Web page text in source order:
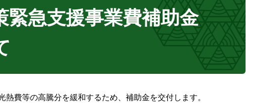
緊急支援事業費補助金
費等の高騰分を緩和するため、補助金を交付します。